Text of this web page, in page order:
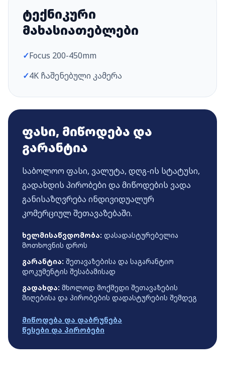
ტექნიკური
მახასიათებლები
✓Focus 200-450mm
✓4K ჩაშენებული კამერა
ფასი, მიწოდება და
გარანტია
საბოლოო ფასი, ვალუტა, დღგ-ის სტატუსი,
გადახდის პირობები და მიწოდების ვადა
განისაზღვრება ინდივიდუალურ
კომერციულ შეთავაზებაში.
ხელმისაწვდომობა: დასადასტურებელია
მოთხოვნის დროს
გარანტია: შეთავაზებისა და საგარანტიო
დოკუმენტის შესაბამისად
გადახდა: მხოლოდ მოქმედი შეთავაზების
მიღებისა და პირობების დადასტურების შემდეგ
მიწოდება და დაბრუნება
წესები და პირობები